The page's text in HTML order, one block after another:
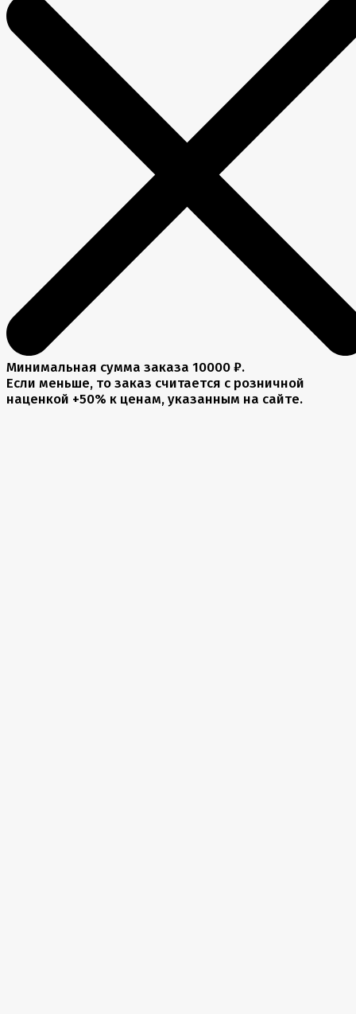
Минимальная сумма заказа 10000 ₽.
Если меньше, то заказ считается с розничной
наценкой +50% к ценам, указанным на сайте.